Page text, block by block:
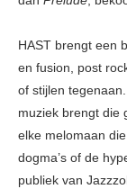
HAST brengt een
en fusion, post
of stijlen
muziek brengt die
elke melomaan
dogma’s of de
publiek van